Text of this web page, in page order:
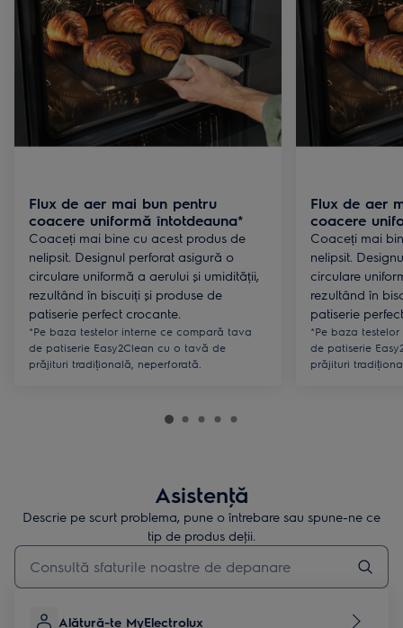
Flux de aer mai bun pentru
coacere uniformă întotdeauna*
Coaceți mai bine cu acest produs de
nelipsit. Designul perforat asigură o
circulare uniformă a aerului și umidității,
rezultând în biscuiți și produse de
patiserie perfect crocante.
*Pe baza testelor interne ce compară tava
de patiserie Easy2Clean cu o tavă de
prăjituri tradițională, neperforată.
Flux de aer
coacere
Coaceți mai
nelipsit.
circulare
rezultând în
patiserie
*Pe baza
de patiserie
prăjituri
Asistenţă
Descrie pe scurt problema, pune o întrebare sau spune-ne ce
tip de produs deţii.
Type to search for support articles
Alătură-te MyElectrolux